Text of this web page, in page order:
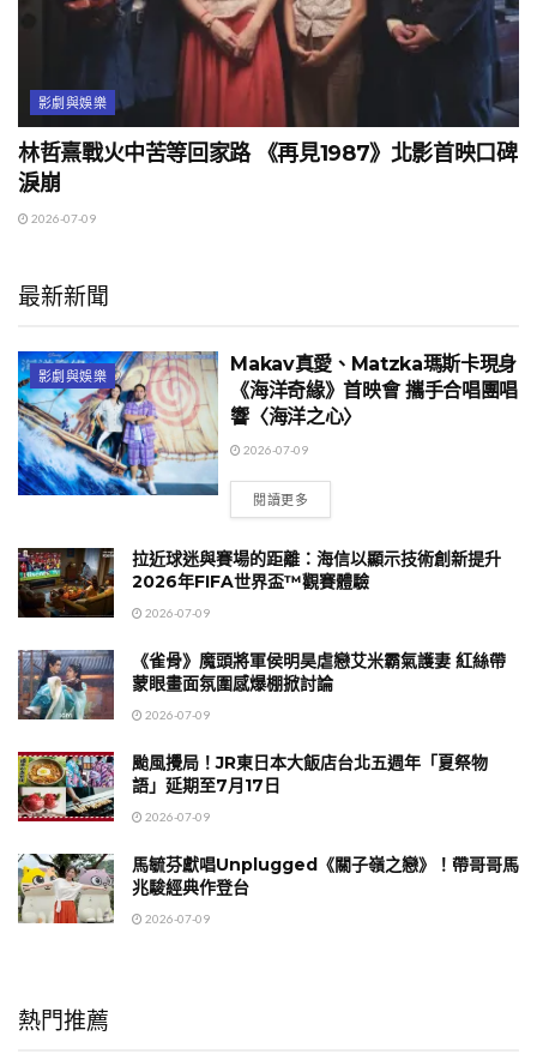
影劇與娛樂
林哲熹戰火中苦等回家路 《再見1987》北影首映口碑
淚崩
2026-07-09
最新新聞
影劇與娛樂
Makav真愛、Matzka瑪斯卡現身
《海洋奇緣》首映會 攜手合唱團唱
響〈海洋之心〉
2026-07-09
閱讀更多
拉近球迷與賽場的距離：海信以顯示技術創新提升
2026年FIFA世界盃™觀賽體驗
2026-07-09
《雀骨》魔頭將軍侯明昊虐戀艾米霸氣護妻 紅絲帶
蒙眼畫面氛圍感爆棚掀討論
2026-07-09
颱風攪局！JR東日本大飯店台北五週年「夏祭物
語」延期至7月17日
2026-07-09
馬毓芬獻唱Unplugged《關子嶺之戀》！帶哥哥馬
兆駿經典作登台
2026-07-09
熱門推薦